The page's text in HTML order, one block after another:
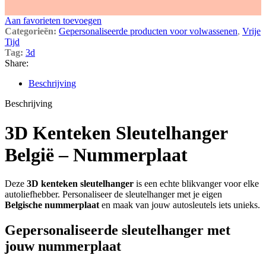
Aan favorieten toevoegen
Categorieën: Gepersonaliseerde producten voor volwassenen, Vrije
Tijd
Tag: 3d
Share:
Beschrijving
Beschrijving
3D Kenteken Sleutelhanger
België – Nummerplaat
Deze 3D kenteken sleutelhanger is een echte blikvanger voor elke
autoliefhebber. Personaliseer de sleutelhanger met je eigen
Belgische nummerplaat en maak van jouw autosleutels iets unieks.
Gepersonaliseerde sleutelhanger met
jouw nummerplaat